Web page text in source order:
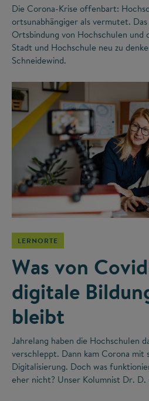
Die Corona-Krise offenbart:
ortsunabhängiger als vermutet.
Ortsbindung von Hochschulen und
Stadt und Hochschule neu zu
Schneidewind.
LERNORTE
Was von
digitale
bleibt
Jahrelang haben die Hochschulen
verschleppt. Dann kam Corona mit
Digitalisierung. Doch was
eher nicht? Unser Kolumnist Dr. D.